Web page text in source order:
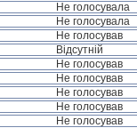
Не голосувала
Не голосувала
Не голосував
Відсутній
Не голосував
Не голосував
Не голосував
Не голосував
Не голосував